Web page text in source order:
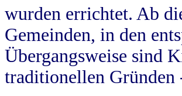
wurden errichtet. Ab
Gemeinden, in den
Übergangsweise sind
traditionellen